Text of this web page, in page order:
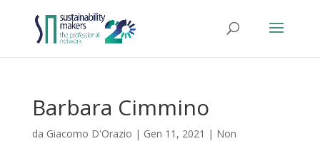
Barbara Cimmino
da Giacomo D'Orazio | Gen 11, 2021 | Non